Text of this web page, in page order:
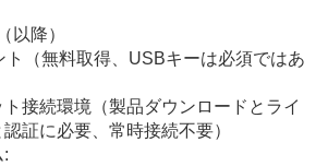
以降）
ト（無料取得、USBキーは必須ではあ
接続環境（製品ダウンロードとライ
証に必要、常時接続不要）
: